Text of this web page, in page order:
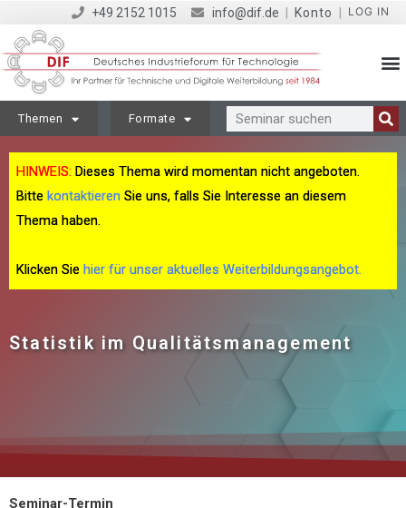
+49 2152 1015 info@dif.de Konto LOG IN
Themen Formate
HINWEIS: Dieses Thema wird momentan nicht angeboten.
Bitte kontaktieren Sie uns, falls Sie Interesse an diesem
Thema haben.
Klicken Sie hier für unser aktuelles Weiterbildungsangebot.
Statistik im Qualitätsmanagement
Seminar-Termin